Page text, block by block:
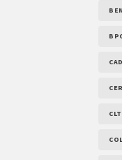
CLT